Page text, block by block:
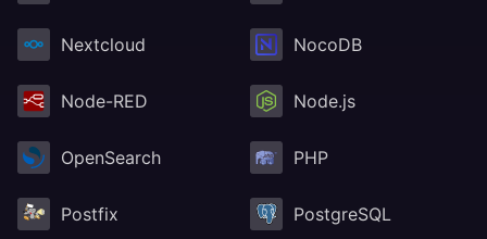
Nextcloud NocoDB
Node-RED Node.js
OpenSearch PHP
Postfix PostgreSQL